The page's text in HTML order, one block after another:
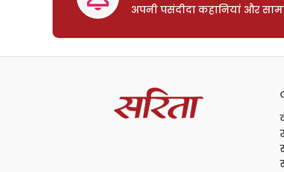
अपनी पसंदीदा कहानियां और